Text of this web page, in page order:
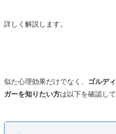
詳しく解説します。
似た心理効果だけでなく、
ゴルデ
ガーを知りたい方は以下を確認し